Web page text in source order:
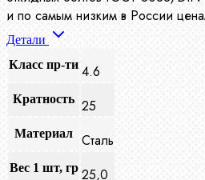
и по самым низким в России
Детали
Класс пр-ти 4.6
Кратность 25
Материал Сталь
Вес 1 шт, гр 25,0